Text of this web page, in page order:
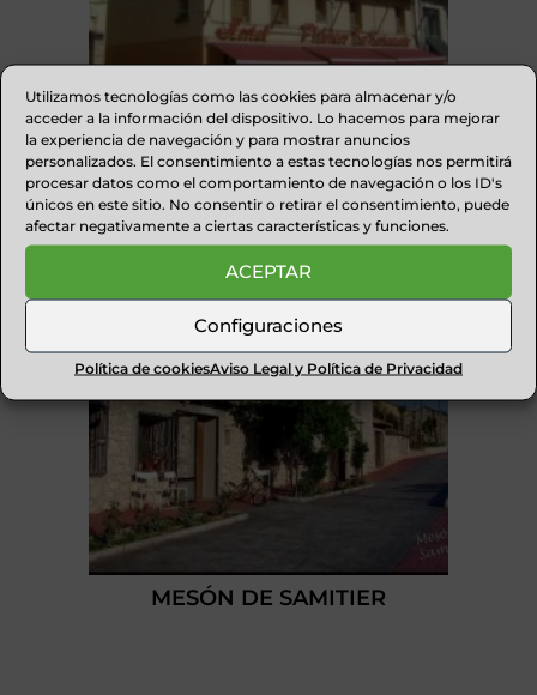
Utilizamos tecnologías como las cookies para almacenar y/o
acceder a la información del dispositivo. Lo hacemos para mejorar
la experiencia de navegación y para mostrar anuncios
personalizados. El consentimiento a estas tecnologías nos permitirá
procesar datos como el comportamiento de navegación o los ID's
únicos en este sitio. No consentir o retirar el consentimiento, puede
afectar negativamente a ciertas características y funciones.
ACEPTAR
Configuraciones
Política de cookiesAviso Legal y Política de Privacidad
HOSTAL PIRINEOS
MESÓN DE SAMITIER